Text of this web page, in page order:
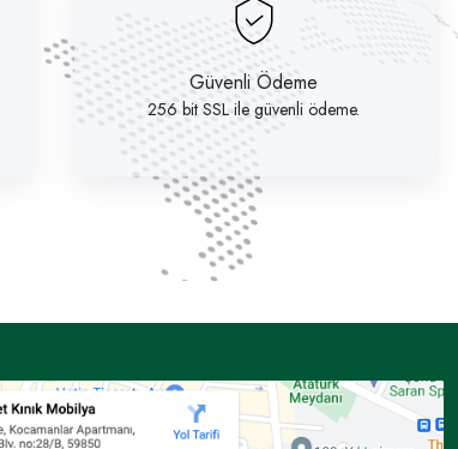
Güvenli Ödeme
256 bit SSL ile güvenli ödeme.